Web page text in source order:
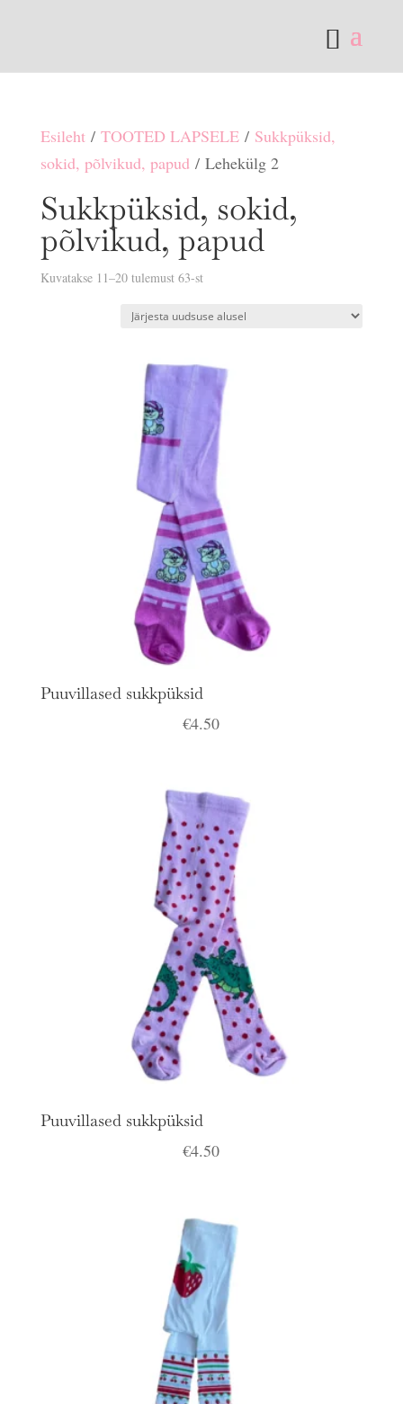
Esileht/ TOOTED LAPSELE/ Sukkpüksid,
sokid, põlvikud, papud/ Lehekülg 2
Sukkpüksid, sokid,
põlvikud, papud
Kuvatakse 11–20 tulemust 63-stSorditud
Puuvillased sukkpüksid
€4.50
Puuvillased sukkpüksid
€4.50